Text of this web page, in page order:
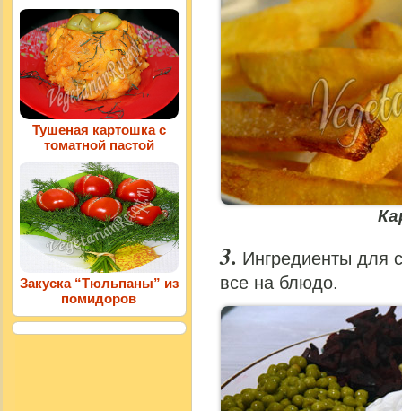
Ингредиенты для
все на блюдо.
Тушеная картошка с
томатной пастой
Закуска “Тюльпаны” из
помидоров